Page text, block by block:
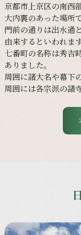
京都市上京区の南西
大内裏のあった場所
門前の通りは出水通と
由来するといわれます
七番町の名称は秀吉
ありました。
周囲に諸大名や幕下
周囲には各宗派の諸